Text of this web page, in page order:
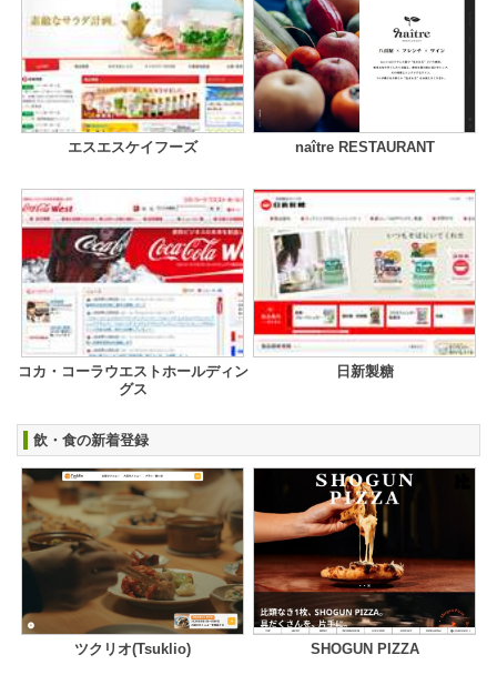
エスエスケイフーズ naître RESTAURANT
コカ・コーラウエストホールディン
グス
日新製糖
飲・食の新着登録
ツクリオ(Tsuklio) SHOGUN PIZZA